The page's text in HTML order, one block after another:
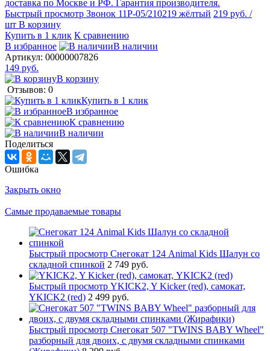
Быстрый просмотр Звонок 11Р-05/210219 жёлтый 219 руб. /
шт В корзину
Купить в 1 клик К сравнению
В избранное
В наличии
Артикул: 00000007826
149 руб.
В корзину
Отзывов: 0
Купить в 1 клик
В избранное
К сравнению
В наличии
Поделиться
Ошибка
Закрыть окно
Самые продаваемые товары
Быстрый просмотр Снегокат 124 Animal Kids Шалун со
складной спинкой 2 749 руб.
Быстрый просмотр YKICK2, Y Kicker (red), самокат,
YKICK2 (red) 2 499 руб.
Быстрый просмотр Снегокат 507 "TWINS BABY Wheel"
разборный для двоих, с двумя складными спинками